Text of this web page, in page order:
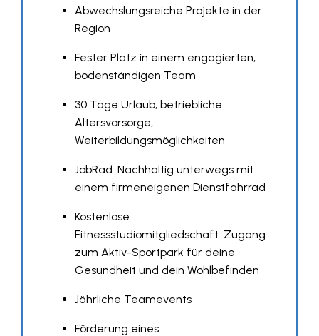
Abwechslungsreiche Projekte in der
Region
Fester Platz in einem engagierten,
bodenständigen Team
30 Tage Urlaub, betriebliche
Altersvorsorge,
Weiterbildungsmöglichkeiten
JobRad: Nachhaltig unterwegs mit
einem firmeneigenen Dienstfahrrad
Kostenlose
Fitnessstudiomitgliedschaft: Zugang
zum Aktiv-Sportpark für deine
Gesundheit und dein Wohlbefinden
Jährliche Teamevents
Förderung eines